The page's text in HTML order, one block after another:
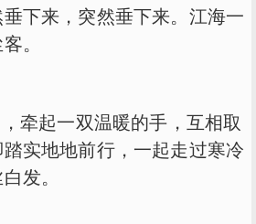
下来，突然垂下来。江海一
。
牵起一双温暖的手，互相取
实地地前行，一起走过寒冷
发。